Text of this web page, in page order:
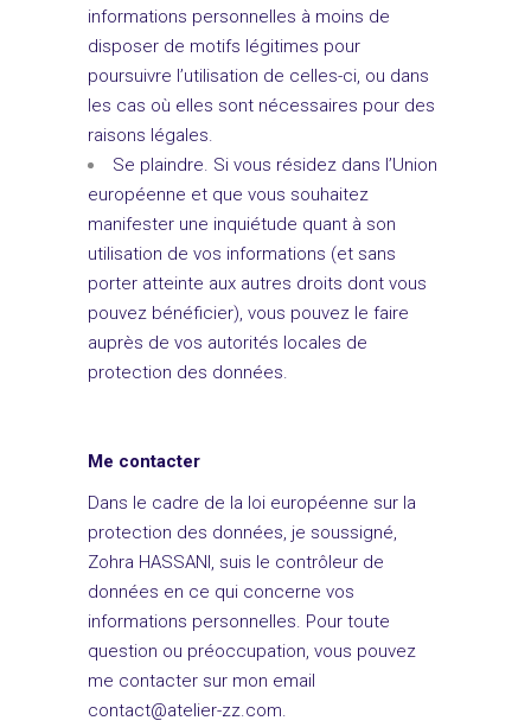
informations personnelles à moins de
disposer de motifs légitimes pour
poursuivre l’utilisation de celles-ci, ou dans
les cas où elles sont nécessaires pour des
raisons légales.
Se plaindre. Si vous résidez dans l’Union
européenne et que vous souhaitez
manifester une inquiétude quant à son
utilisation de vos informations (et sans
porter atteinte aux autres droits dont vous
pouvez bénéficier), vous pouvez le faire
auprès de vos autorités locales de
protection des données.
Me contacter
Dans le cadre de la loi européenne sur la
protection des données, je soussigné,
Zohra HASSANI, suis le contrôleur de
données en ce qui concerne vos
informations personnelles. Pour toute
question ou préoccupation, vous pouvez
me contacter sur mon email
contact@atelier-zz.com.